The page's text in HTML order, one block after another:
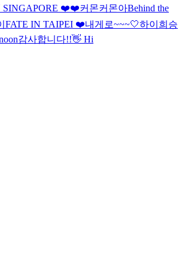
SINGAPORE ❤️❤️커몬커몬아Behind the
FATE IN TAIPEI ❤️내게로~~~🤍하이 희승
감사합니다!!👋 Hi